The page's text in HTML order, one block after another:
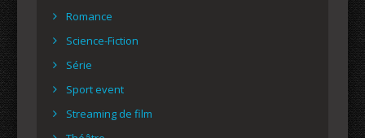
Romance
Science-Fiction
Série
Sport event
Streaming de film